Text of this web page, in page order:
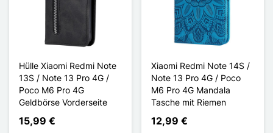
Hülle Xiaomi Redmi Note
13S / Note 13 Pro 4G /
Poco M6 Pro 4G
Geldbörse Vorderseite
15,99 €
Xiaomi Redmi Note 14S /
Note 13 Pro 4G / Poco
M6 Pro 4G Mandala
Tasche mit Riemen
12,99 €